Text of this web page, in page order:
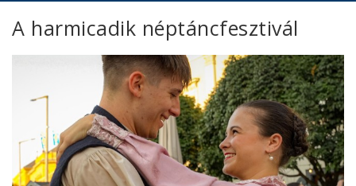
A harmicadik néptáncfesztivál